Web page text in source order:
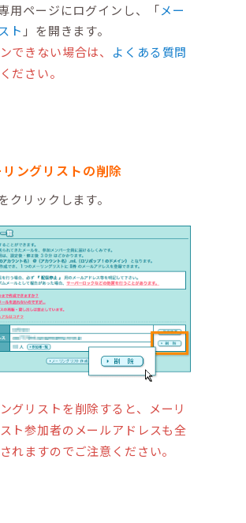
用ページにログインし、「メー
ト 」を開きます。
できない場合は、 よくある質問
ださい。
ングリストの削除
クリックします。
グリストを削除すると、メーリ
ト参加者のメールアドレスも全
れますのでご注意ください。